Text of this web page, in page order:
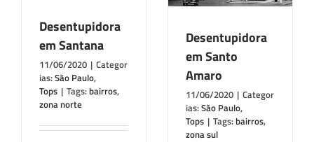
Desentupidora
em Santana
11/06/2020 | Categor
ias:São Paulo,
Tops | Tags:bairros,
zona norte
Desentupidora
em Santo
Amaro
11/06/2020 | Categor
ias:São Paulo,
Tops | Tags:bairros,
zona sul